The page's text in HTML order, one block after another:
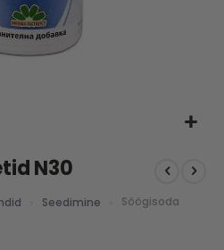
N30
Seedimine
Söögisoda